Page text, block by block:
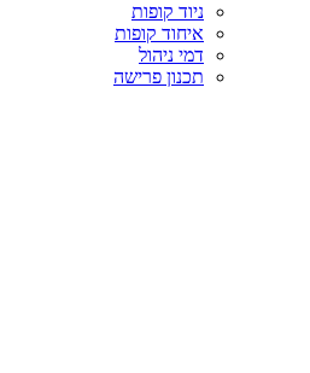
ניוד קופות
איחוד קופות
דמי ניהול
תכנון פרישה